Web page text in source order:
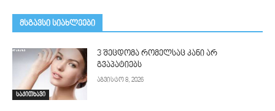
მსგავსი სიახლეები
საკითხავი
3 შეცდომა რომელსაც კანი არ
გვაპატიებს
აგვისტო 8, 2026